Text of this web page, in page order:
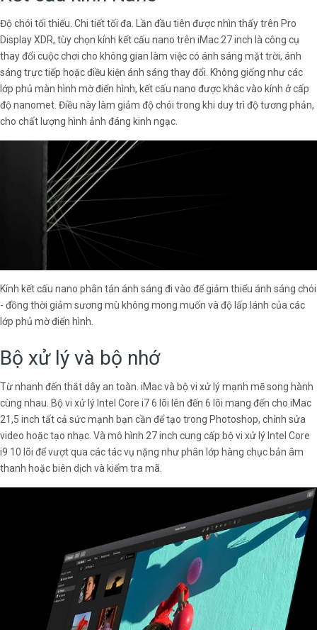
Độ chói tối thiểu. Chi tiết tối đa. Lần đầu tiên được nhìn thấy trên Pro
Display XDR, tùy chọn kính kết cấu nano trên iMac 27 inch là công cụ
thay đổi cuộc chơi cho không gian làm việc có ánh sáng mặt trời, ánh
sáng trực tiếp hoặc điều kiện ánh sáng thay đổi. Không giống như các
lớp phủ màn hình mờ điển hình, kết cấu nano được khắc vào kính ở cấp
độ nanomet. Điều này làm giảm độ chói trong khi duy trì độ tương phản,
cho chất lượng hình ảnh đáng kinh ngạc.
Kính kết cấu nano phân tán ánh sáng đi vào để giảm thiểu ánh sáng chói
- đồng thời giảm sương mù không mong muốn và độ lấp lánh của các
lớp phủ mờ điển hình.
Bộ xử lý và bộ nhớ
Từ nhanh đến thắt dây an toàn. iMac và bộ vi xử lý mạnh mẽ song hành
cùng nhau. Bộ vi xử lý Intel Core i7 6 lõi lên đến 6 lõi mang đến cho iMac
21,5 inch tất cả sức mạnh bạn cần để tạo trong Photoshop, chỉnh sửa
video hoặc tạo nhạc. Và mô hình 27 inch cung cấp bộ vi xử lý Intel Core
i9 10 lõi để vượt qua các tác vụ nặng như phân lớp hàng chục bản âm
thanh hoặc biên dịch và kiểm tra mã.